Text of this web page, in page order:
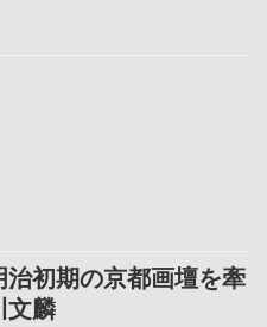
治初期の京都画壇を牽
文麟